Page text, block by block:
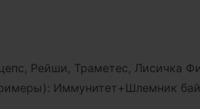
Рейши, Траметес, Лисичка
Иммунитет+Шлемник